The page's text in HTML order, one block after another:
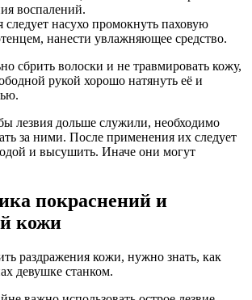
воспалений.
следует насухо промокнуть паховую
нанести увлажняющее средство.
сбрить волоски и не травмировать кожу,
рукой хорошо натянуть её и
лезвия дольше служили, необходимо
за ними. После применения их следует
и высушить. Иначе они могут
покраснений и
кожи
раздражения кожи, нужно знать, как
девушке станком.